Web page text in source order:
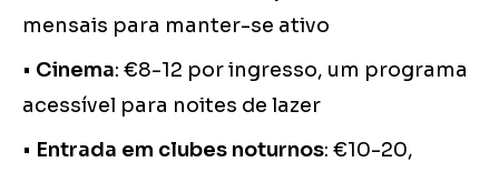
mensais para manter-se ativo
• Cinema: €8-12 por ingresso, um programa
acessível para noites de lazer
• Entrada em clubes noturnos: €10-20,